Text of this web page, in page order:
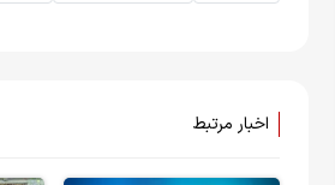
اخبار مرتبط